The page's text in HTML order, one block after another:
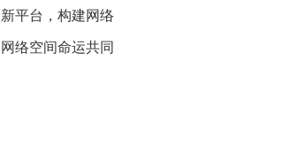
平台，构建网络
络空间命运共同